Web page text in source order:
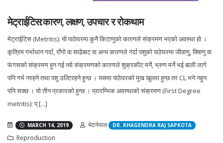
मेट्राईटिस:कारण, लक्षण, उपचार र रोकथाम
मेट्राईटिस (Metritis): यो पाठेघरमा कुनै किटाणुको कारणले संक्रमण भएको अवस्था हो ।
कृत्रिम गर्भाधान गर्दा, राँगो वा साढेबाट वा अन्य कारणले गर्दा पशुको पाठेघरमा जीवाणु, विषाणु वा
फंगसको संक्रमण हुन गई त्यो संक्रमणको कारणले शुक्रकीट मर्ने, भ्रुण मर्ने भई बाली लागे
पनि गर्भ नरहने तथा पशु उल्टिरहने हुन्छ । यसमा पाठेघरको मुख खुल्ला हुन्छ तर CL भने नहुन
पनि सक्छ । यो तीन प्रकारको हुन्छ । प्रारम्भिक अवस्थाको संक्रमण (First Degree
metritis): प् [...]
MARCH 14, 2019 भेटनेपाल DR. KHAGENDRA RAJ SAPKOTA
Reproduction